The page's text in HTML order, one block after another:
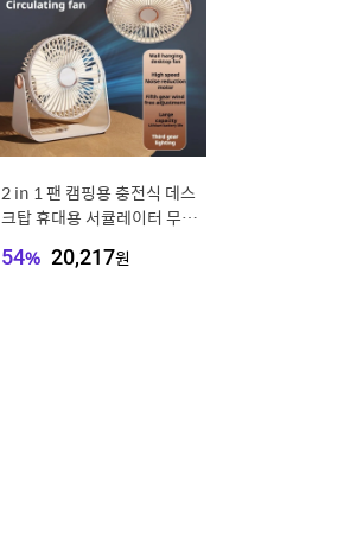
2 in 1 팬 캠핑용 충전식 데스
크탑 휴대용 서큘레이터 무선
기 LED 야간 조명 팬 사무실
54% 20,217원